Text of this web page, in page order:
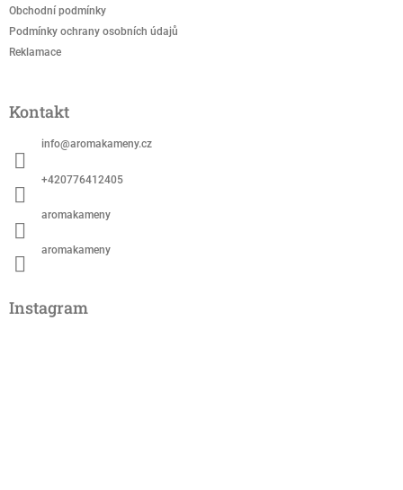
Obchodní podmínky
Podmínky ochrany osobních údajů
Reklamace
Kontakt
info@aromakameny.cz
+420776412405
aromakameny
aromakameny
Instagram